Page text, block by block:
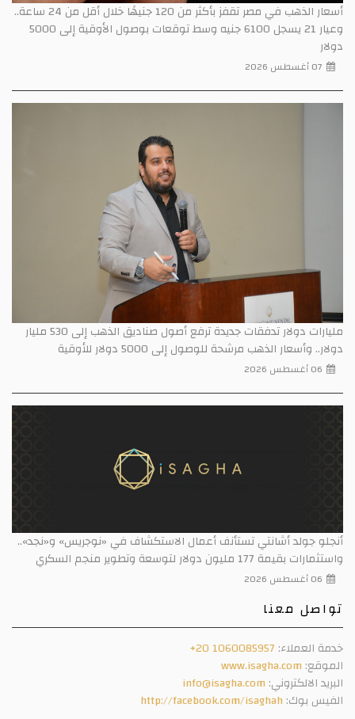
أسعار الذهب في مصر تقفز بأكثر من 120 جنيهًا خلال أقل من 24 ساعة..
وعيار 21 يسجل 6100 جنيه وسط توقعات بوصول الأوقية إلى 5000
دولار
07 أغسطس 2026
مليارات دولار تدفقات جديدة ترفع أصول صناديق الذهب إلى 530 مليار
دولار.. وأسعار الذهب مرشحة للوصول إلى 5000 دولار للأوقية
06 أغسطس 2026
أنجلو جولد أشانتي تستأنف أعمال الاستكشاف في «نوجريس» و«نجد»..
واستثمارات بقيمة 177 مليون دولار لتوسعة وتطوير منجم السكري
06 أغسطس 2026
تواصل معنا
خدمة العملاء: +20 1060085957
الموقع: www.isagha.com
البريد الالكتروني: info@isagha.com
الفيس بوك: http://facebook.com/isaghah